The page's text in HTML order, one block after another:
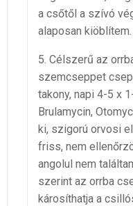
a csőtől a szívó
alaposan kiöblítem.
5. Célszerű az
szemcseppet
takony, napi 4-5 x
Brulamycin,
ki, szigorú orvosi
friss, nem
angolul nem
szerint az orrba
károsíthatja a